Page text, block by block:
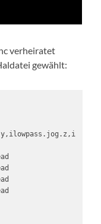
verheiratet
gewählt: